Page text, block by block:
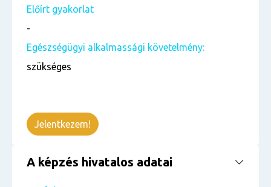
Előírt gyakorlat
-
Egészségügyi alkalmassági követelmény:
szükséges
Jelentkezem!
A képzés hivatalos adatai